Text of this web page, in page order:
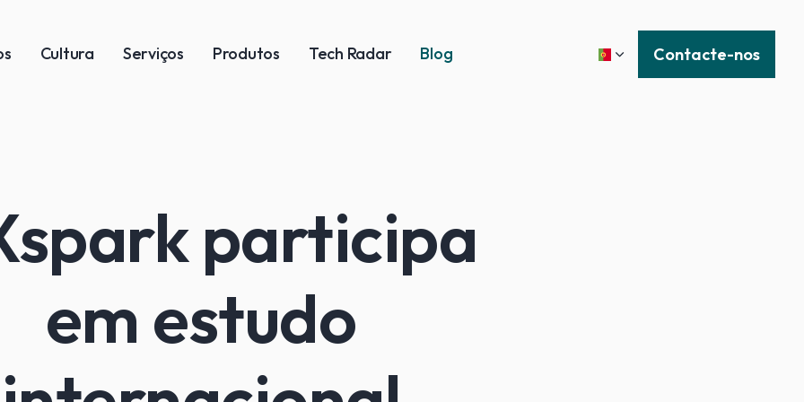
Cultura Serviços Produtos Tech Radar Blog Contacte-nos
participa
em estudo